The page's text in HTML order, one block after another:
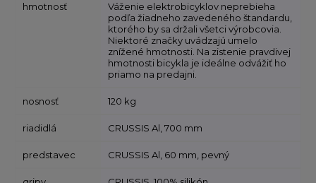
hmotnosť
Váženie elektrobicyklov neprebieha
podľa žiadneho zavedeného štandardu,
ktorého by sa držali všetci výrobcovia.
Niektoré značky uvádzajú umelo
znížené hmotnosti. Na zistenie pravdivej
hmotnosti bicykla je ideálne odvážiť ho
priamo na predajni.
nosnosť 120 kg
riadidlá CRUSSIS Al, 700 mm
predstavec CRUSSIS Al, 60 mm, pevný